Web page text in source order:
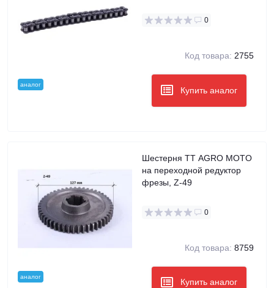
аналог
0
Код товара: 2755
Купить аналог
аналог
Шестерня TT AGRO MOTO
на переходной редуктор
фрезы, Z-49
0
Код товара: 8759
Купить аналог